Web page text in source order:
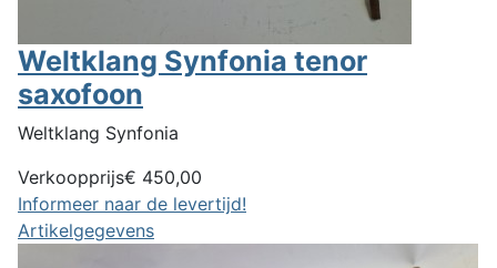
Weltklang Synfonia tenor
saxofoon
Weltklang Synfonia
Verkoopprijs€ 450,00
Informeer naar de levertijd!
Artikelgegevens